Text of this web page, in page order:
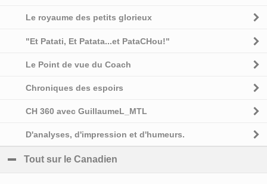
Le royaume des petits glorieux
"Et Patati, Et Patata...et PataCHou!"
Le Point de vue du Coach
Chroniques des espoirs
CH 360 avec GuillaumeL_MTL
D'analyses, d'impression et d'humeurs.
Tout sur le Canadien